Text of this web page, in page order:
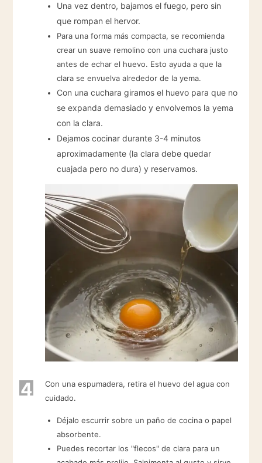
Una vez dentro, bajamos el fuego, pero sin
que rompan el hervor.
Para una forma más compacta, se recomienda
crear un suave remolino con una cuchara justo
antes de echar el huevo. Esto ayuda a que la
clara se envuelva alrededor de la yema.
Con una cuchara giramos el huevo para que no
se expanda demasiado y envolvemos la yema
con la clara.
Dejamos cocinar durante 3-4 minutos
aproximadamente (la clara debe quedar
cuajada pero no dura) y reservamos.
4
Con una espumadera, retira el huevo del agua con
cuidado.
Déjalo escurrir sobre un paño de cocina o papel
absorbente.
Puedes recortar los "flecos" de clara para un